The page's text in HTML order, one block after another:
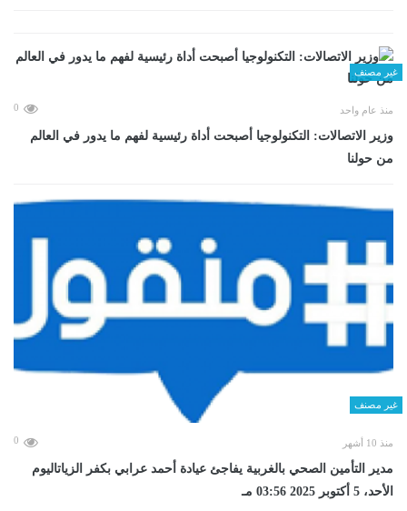
غير مصنف
منذ عام واحد 0
وزير الاتصالات: التكنولوجيا أصبحت أداة رئيسية لفهم ما يدور في العالم
من حولنا
غير مصنف
منذ 10 أشهر 0
مدير التأمين الصحي بالغربية يفاجئ عيادة أحمد عرابي بكفر الزياتاليوم
الأحد، 5 أكتوبر 2025 03:56 مـ